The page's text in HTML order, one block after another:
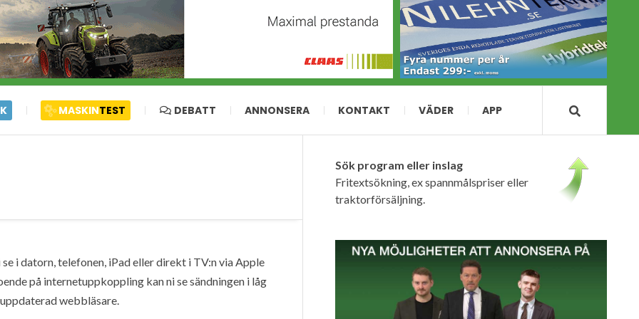
MASKINTEST DEBATT ANNONSERA KONTAKT VÄDER APP
i datorn, telefonen, iPad eller direkt i TV:n via Apple
på internetuppkoppling kan ni se sändningen i låg
webbläsare.
Sök program eller inslag
Fritextsökning, ex spannmålspriser eller
traktorförsäljning.